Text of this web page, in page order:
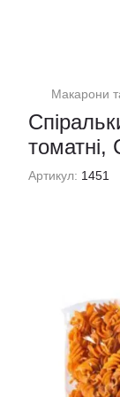
Макарони
томатні,
Артикул: 1451